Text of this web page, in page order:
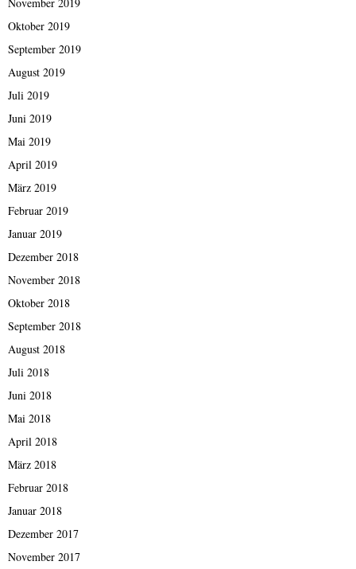
November 2019
Oktober 2019
September 2019
August 2019
Juli 2019
Juni 2019
Mai 2019
April 2019
März 2019
Februar 2019
Januar 2019
Dezember 2018
November 2018
Oktober 2018
September 2018
August 2018
Juli 2018
Juni 2018
Mai 2018
April 2018
März 2018
Februar 2018
Januar 2018
Dezember 2017
November 2017